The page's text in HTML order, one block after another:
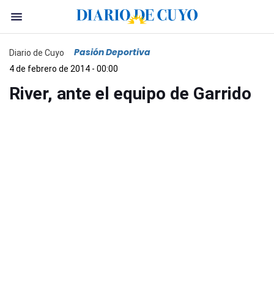
Diario de Cuyo Pasión Deportiva
4 de febrero de 2014 - 00:00
River, ante el equipo de Garrido